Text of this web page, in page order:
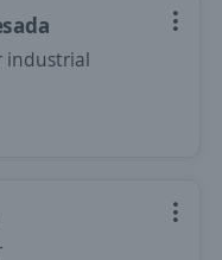
industrial